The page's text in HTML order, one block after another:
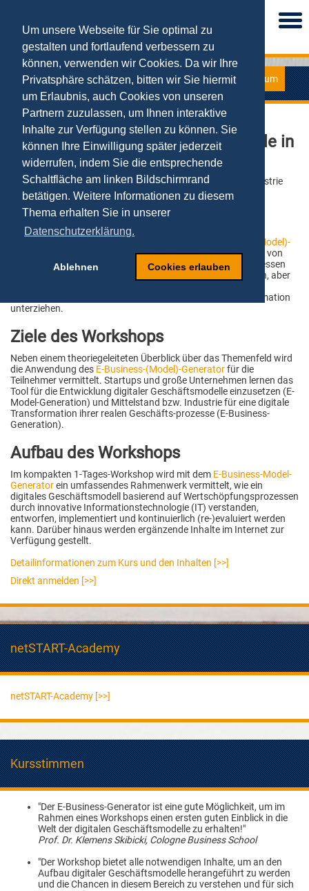
Um unsere Webseite für Sie optimal zu
gestalten und fortlaufend verbessern zu
können, verwenden wir Cookies. Da wir Ihre
Privatsphäre schätzen, bitten wir Sie hiermit
um Erlaubnis, auch Cookies von unseren
Partnern zuzulassen, um Ihnen interaktive
Inhalte zur Verfügung stellen zu können. Sie
können Ihre Einwilligung später jederzeit
widerrufen, indem Sie die entsprechende
Schaltfläche am linken Bildschirmrand
betätigen. Weitere Informationen zu diesem
Thema erhalten Sie in unserer
Datenschutzerklärung.
Ablehnen Cookies erlauben
Fernstudium
Experten - DBE
Der Workshop für Geschäftsmodelle in
der Digitalen Wirtschaft
Termine, Orte und Inhalte für Startups, Mittelstand und Industrie
auf Anfrage
Inhalte des Workshops
E-Business-(Model)-
. Mit Hilfe dieses innovativen Tools für den Aufbau von
elektronischen bzw. digitalen Geschäftsmodellen und -prozessen
können sowohl Gründer ihre neuen Startup-Ideen entwickeln, aber
Geschäftsprozessen einer umfassenden Digitalen Transformation
unterziehen.
Ziele des Workshops
Neben einem theoriegeleiteten Überblick über das Themenfeld wird
die Anwendung des E-Business-(Model)-Generatorfür die
Teilnehmer vermittelt. Startups und große Unternehmen lernen das
Tool für die Entwicklung digitaler Geschäftsmodelle einzusetzen (E-
Model-Generation) und Mittelstand bzw. Industrie für eine digitale
Transformation ihrer realen Geschäfts-prozesse (E-Business-
Generation).
Aufbau des Workshops
Im kompakten 1-Tages-Workshop wird mit dem E-Business-Model-
Generatorein umfassendes Rahmenwerk vermittelt, wie ein
digitales Geschäftsmodell basierend auf Wertschöpfungsprozessen
durch innovative Informationstechnologie (IT) verstanden,
entworfen, implementiert und kontinuierlich (re-)evaluiert werden
kann. Darüber hinaus werden ergänzende Inhalte im Internet zur
Verfügung gestellt.
Detailinformationen zum Kurs und den Inhalten [>>]
Direkt anmelden [>>]
netSTART-Academy
netSTART-Academy [>>]
Kursstimmen
"Der E-Business-Generator ist eine gute Möglichkeit, um im
Rahmen eines Workshops einen ersten guten Einblick in die
Welt der digitalen Geschäftsmodelle zu erhalten!"
Prof. Dr. Klemens Skibicki, Cologne Business School
"Der Workshop bietet alle notwendigen Inhalte, um an den
Aufbau digitaler Geschäftsmodelle herangeführt zu werden
und die Chancen in diesem Bereich zu verstehen und für sich